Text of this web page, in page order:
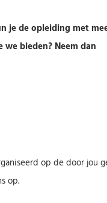
je de opleiding met
bieden? Neem dan
op de door jou
op.